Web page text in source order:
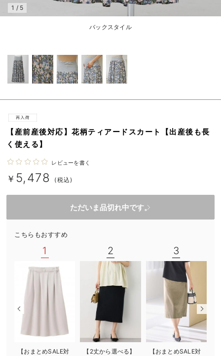
快適機能ウェア特集 パジャマ
ハレの日に着るANGELIEBEのセレモニー
買って正解！高評価レビューアイテム
親子コーデ｜ママとベビーにおすすめ！
便利な育児家電
Gift Selection 出産祝い
入院準備の持ち物チェック
お部屋映えアイテム
バックスタイル
1 / 5
【産前産後対応】花柄ティアードスカート【出産後も長
く使える】
レビューを書く
￥ 5,478 (税込)
ただいま品切れ中です。
こちらもおすすめ
1
【おまとめSALE対
2
【2丈から選べる】
3
【おまとめSALE対